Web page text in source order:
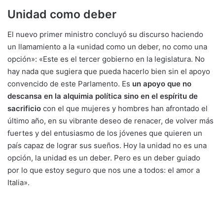
Unidad como deber
El nuevo primer ministro concluyó su discurso haciendo
un llamamiento a la «unidad como un deber, no como una
opción»: «Este es el tercer gobierno en la legislatura. No
hay nada que sugiera que pueda hacerlo bien sin el apoyo
convencido de este Parlamento. Es un apoyo que no
descansa en la alquimia política sino en el espíritu de
sacrificio con el que mujeres y hombres han afrontado el
último año, en su vibrante deseo de renacer, de volver más
fuertes y del entusiasmo de los jóvenes que quieren un
país capaz de lograr sus sueños. Hoy la unidad no es una
opción, la unidad es un deber. Pero es un deber guiado
por lo que estoy seguro que nos une a todos: el amor a
Italia».